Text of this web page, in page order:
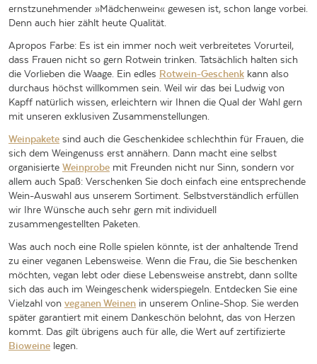
ernstzunehmender »Mädchenwein« gewesen ist, schon lange vorbei.
Denn auch hier zählt heute Qualität.
Apropos Farbe: Es ist ein immer noch weit verbreitetes Vorurteil,
dass Frauen nicht so gern Rotwein trinken. Tatsächlich halten sich
die Vorlieben die Waage. Ein edles Rotwein-Geschenk kann also
durchaus höchst willkommen sein. Weil wir das bei Ludwig von
Kapff natürlich wissen, erleichtern wir Ihnen die Qual der Wahl gern
mit unseren exklusiven Zusammenstellungen.
Weinpakete sind auch die Geschenkidee schlechthin für Frauen, die
sich dem Weingenuss erst annähern. Dann macht eine selbst
organisierte Weinprobe mit Freunden nicht nur Sinn, sondern vor
allem auch Spaß: Verschenken Sie doch einfach eine entsprechende
Wein-Auswahl aus unserem Sortiment. Selbstverständlich erfüllen
wir Ihre Wünsche auch sehr gern mit individuell
zusammengestellten Paketen.
Was auch noch eine Rolle spielen könnte, ist der anhaltende Trend
zu einer veganen Lebensweise. Wenn die Frau, die Sie beschenken
möchten, vegan lebt oder diese Lebensweise anstrebt, dann sollte
sich das auch im Weingeschenk widerspiegeln. Entdecken Sie eine
Vielzahl von veganen Weinen in unserem Online-Shop. Sie werden
später garantiert mit einem Dankeschön belohnt, das von Herzen
kommt. Das gilt übrigens auch für alle, die Wert auf zertifizierte
Bioweine legen.